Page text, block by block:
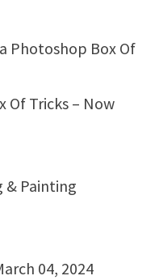
Of Tricks – Now
& Painting
04, 2024